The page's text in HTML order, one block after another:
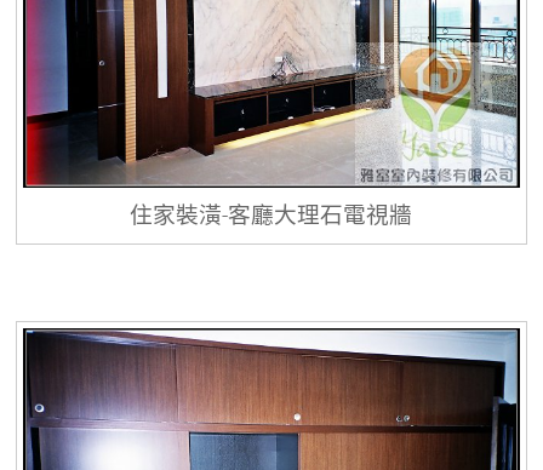
住家裝潢-客廳大理石電視牆